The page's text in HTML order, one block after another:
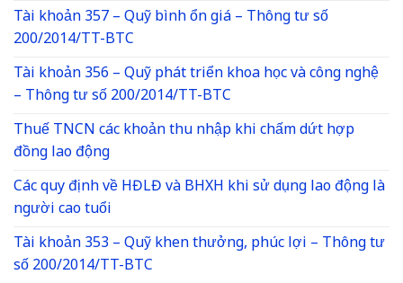
Tài khoản 357 – Quỹ bình ổn giá – Thông tư số
200/2014/TT-BTC
Tài khoản 356 – Quỹ phát triển khoa học và công nghệ
– Thông tư số 200/2014/TT-BTC
Thuế TNCN các khoản thu nhập khi chấm dứt hợp
đồng lao động
Các quy định về HĐLĐ và BHXH khi sử dụng lao động là
người cao tuổi
Tài khoản 353 – Quỹ khen thưởng, phúc lợi – Thông tư
số 200/2014/TT-BTC